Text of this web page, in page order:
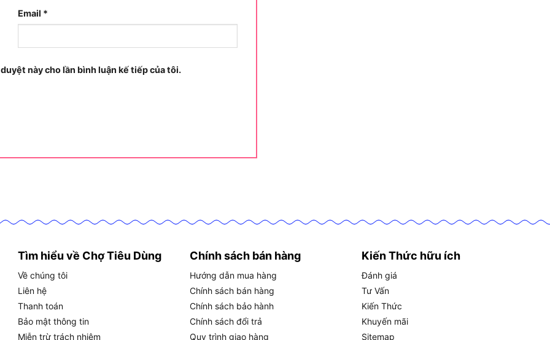
phẩm này rất rộng nhờ thiết kế “3 trong 1”. Theo
AD-03 đặc biệt được ưa chuộng bởi:
việc nào?
trên cao như lắp đặt – sửa chữa điện nước, sơn
biển hiệu và làm giàn giáo cho công trình dân
Email *
này cho lần bình luận kế tiếp của tôi.
Tìm hiểu về Chợ Tiêu Dùng
Về chúng tôi
Liên hệ
Thanh toán
Bảo mật thông tin
Miễn trừ trách nhiệm
Chính sách bán hàng
Hướng dẫn mua hàng
Chính sách bán hàng
Chính sách bảo hành
Chính sách đổi trả
Quy trình giao hàng
Kiến Thức hữu ích
Đánh giá
Tư Vấn
Kiến Thức
Khuyến mãi
Sitemap